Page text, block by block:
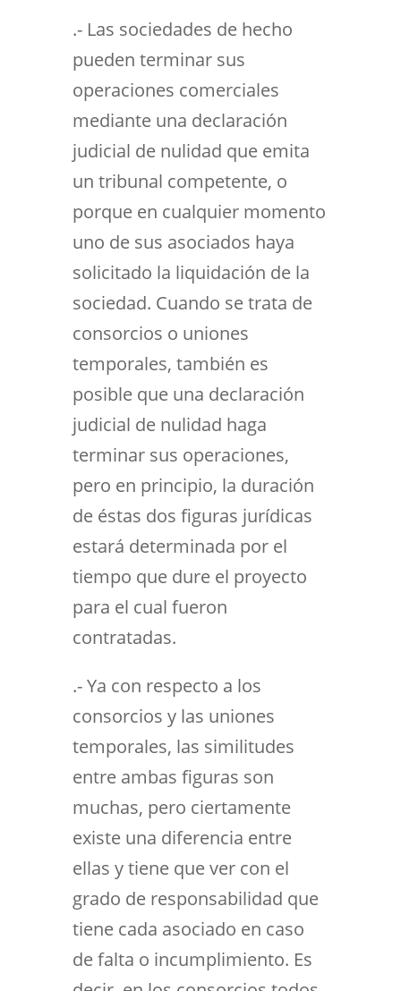
.- Las sociedades de hecho
pueden terminar sus
operaciones comerciales
mediante una declaración
judicial de nulidad que emita
un tribunal competente, o
porque en cualquier momento
uno de sus asociados haya
solicitado la liquidación de la
sociedad. Cuando se trata de
consorcios o uniones
temporales, también es
posible que una declaración
judicial de nulidad haga
terminar sus operaciones,
pero en principio, la duración
de éstas dos figuras jurídicas
estará determinada por el
tiempo que dure el proyecto
para el cual fueron
contratadas.
.- Ya con respecto a los
consorcios y las uniones
temporales, las similitudes
entre ambas figuras son
muchas, pero ciertamente
existe una diferencia entre
ellas y tiene que ver con el
grado de responsabilidad que
tiene cada asociado en caso
de falta o incumplimiento. Es